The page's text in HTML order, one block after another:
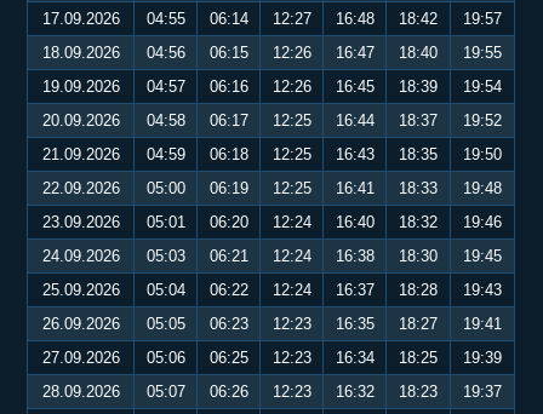
17.09.2026
04:55 06:14 12:27 16:48 18:42
19:57
18.09.2026
04:56 06:15 12:26 16:47 18:40
19:55
19.09.2026
04:57 06:16 12:26 16:45 18:39
19:54
20.09.2026
04:58 06:17 12:25 16:44 18:37
19:52
21.09.2026
04:59 06:18 12:25 16:43 18:35
19:50
22.09.2026
05:00 06:19 12:25 16:41 18:33
19:48
23.09.2026
05:01 06:20 12:24 16:40 18:32
19:46
24.09.2026
05:03 06:21 12:24 16:38 18:30
19:45
25.09.2026
05:04 06:22 12:24 16:37 18:28
19:43
26.09.2026
05:05 06:23 12:23 16:35 18:27
19:41
27.09.2026
05:06 06:25 12:23 16:34 18:25
19:39
28.09.2026
05:07 06:26 12:23 16:32 18:23
19:37